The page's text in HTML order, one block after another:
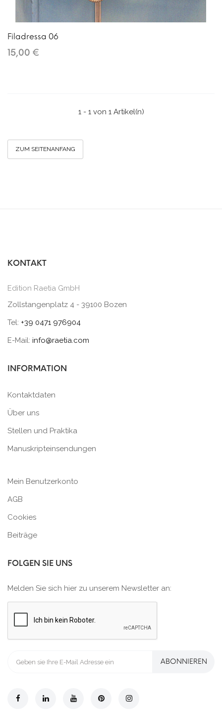
Filadressa 06
15,00 €
1 - 1 von 1 Artikel(n)
ZUM SEITENANFANG
KONTAKT
Edition Raetia GmbH
Zollstangenplatz 4 - 39100 Bozen
Tel: +39 0471 976904
E-Mail: info@raetia.com
INFORMATION
Kontaktdaten
Über uns
Stellen und Praktika
Manuskripteinsendungen
Mein Benutzerkonto
AGB
Cookies
Beiträge
FOLGEN SIE UNS
Melden Sie sich hier zu unserem Newsletter an:
ABONNIEREN